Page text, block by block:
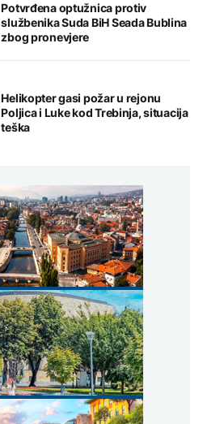
Potvrđena optužnica protiv
službenika Suda BiH Seada Bublina
zbog pronevjere
Helikopter gasi požar u rejonu
Poljica i Luke kod Trebinja, situacija
teška